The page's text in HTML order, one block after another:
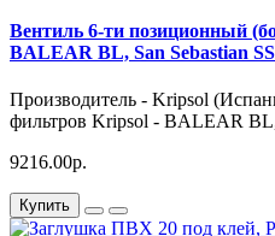
Вентиль 6-ти позиционный
BALEAR BL, San Sebastian
Производитель - Kripsol
фильтров Kripsol - BALEAR BL,
9216.00р.
Купить